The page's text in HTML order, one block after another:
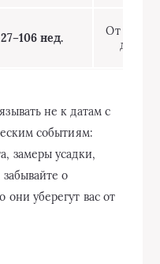
27–106 нед.
От 7
до 2
не к датам с
событиям:
замеры усадки,
о
уберегут вас от